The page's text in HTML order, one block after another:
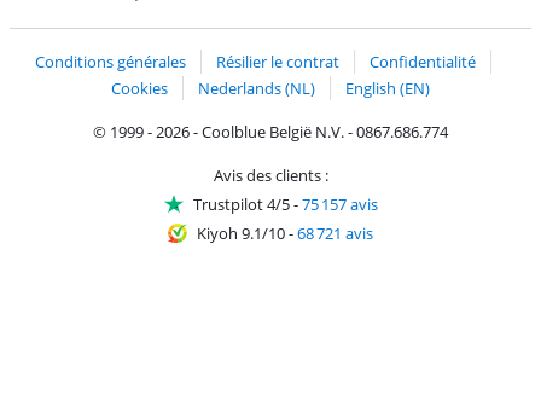
Conditions générales Résilier le contrat
Confidentialité
Cookies
Nederlands (NL)
English (EN)
© 1999 - 2026 - Coolblue België N.V. - 0867.686.774
Avis des clients :
Trustpilot 4/5-75 157 avis
Kiyoh 9.1/10-68 721 avis